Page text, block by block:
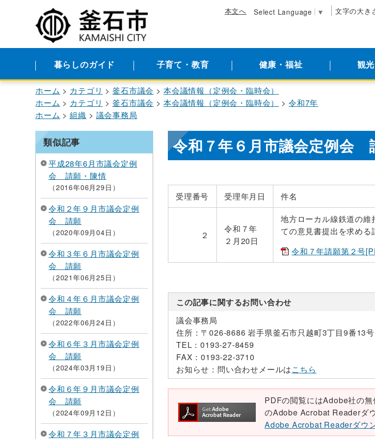
本文へ Select Language ▼ 文字の大き
暮らしのガイド 子育て・教育 健康・福祉 観
ホーム カテゴリ 釜石市議会
本会議情報（定例会・臨時会）
ホーム
カテゴリ 釜石市議会 本会議情報（定例会・臨時会）
令和7年
ホーム
組織 議会事務局
類似記事
平成28年6月市議会定例
会 請願・陳情
2016年06月29日
令和２年９月市議会定例
会 請願
2020年09月04日
令和３年６月市議会定例
会 請願
2021年06月25日
令和４年６月市議会定例
会 請願
2022年06月24日
令和６年３月市議会定例
会 請願
2024年03月19日
令和６年９月市議会定例
会 請願
2024年09月12日
令和７年３月市議会定例
令和７年６月市議会定例会
受理番号 受理年月日 件名
２
令和７年
２月20日
地方ローカル線鉄道の
ての意見書提出を求める
令和７年請願第２号
この記事に関するお問い合わせ
議会事務局
住所： 〒026-8686 岩手県釜石市只越町3丁目9番13号
TEL：0193-27-8459
FAX：0193-22-3710
お知らせ： 問い合わせメールはこちら
PDFの閲覧にはAdobe社の
のAdobe Acrobat Readerダ
Adobe Acrobat Readerダウ